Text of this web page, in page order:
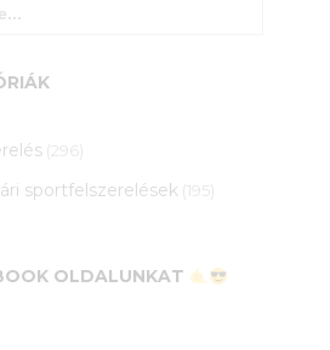
(296)
sportfelszerelések (195)
OLDALUNKAT